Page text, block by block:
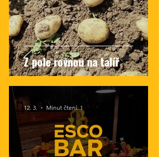
Z pole rovnou na talíř
12. 3. Minut čtení: 1